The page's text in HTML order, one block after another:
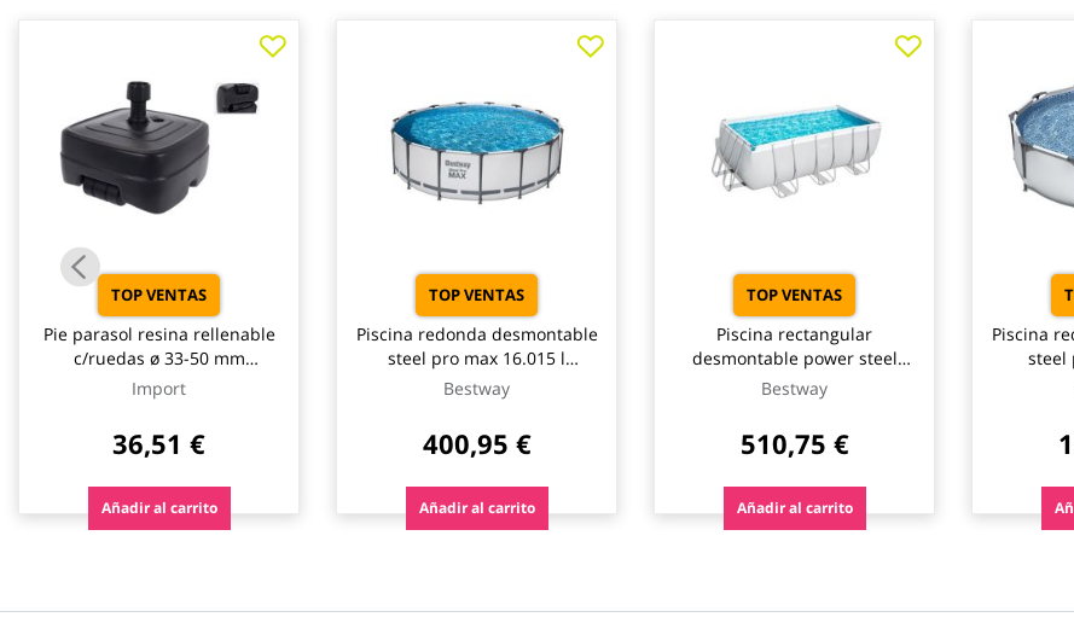
TOP VENTAS
Pie parasol resina rellenable
c/ruedas ø 33-50 mm
antracita import
Import
36,51 €
Añadir al carrito
TOP VENTAS
Piscina redonda desmontable
steel pro max 16.015 l
depuradora cartucho tipo ii
ø457x122cm bestway
Bestway
400,95 €
Añadir al carrito
TOP VENTAS
Piscina rectangular
desmontable power steel
8.124 l depuradora cartucho
tipo ii 412x201x122cm
bestway
Bestway
510,75 €
Añadir al carrito
Piscina
steel